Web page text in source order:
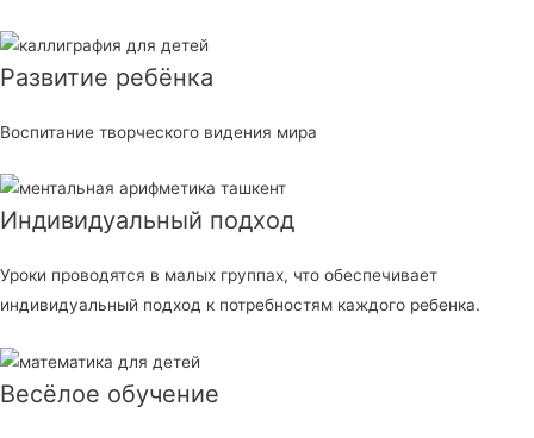
Развитие ребёнка
Воспитание творческого видения мира
Индивидуальный подход
Уроки проводятся в малых группах, что обеспечивает
индивидуальный подход к потребностям каждого ребенка.
Весёлое обучение